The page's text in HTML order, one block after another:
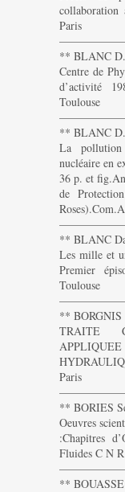
Paris
** BLANC
Centre de
d’activité
Toulouse
** BLANC
La pollution
nucléaire en
36 p. et
de
** BLANC
Les mille et
Premier
Toulouse
** BORGNIS
TRAITE
Paris
** BORIES
Oeuvres
:Chapitres
Fluides C N
**